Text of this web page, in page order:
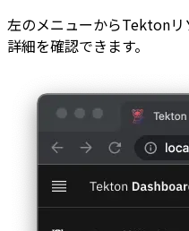
左のメニューからTektonリ
詳細を確認できます。